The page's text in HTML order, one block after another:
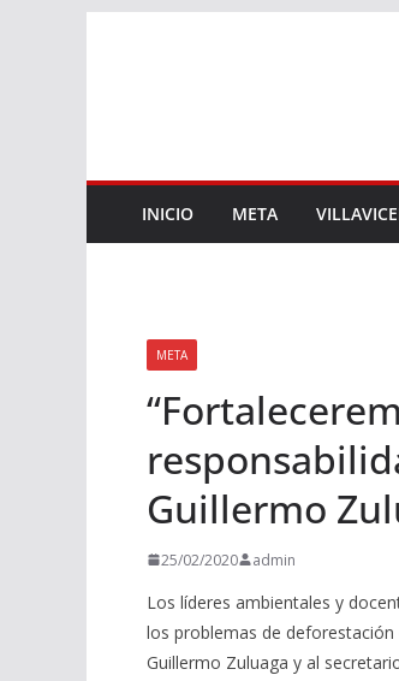
INICIO META
META
Guillermo
25/02/2020 admin
Los líderes ambientales y
los problemas de
Guillermo Zuluaga y al